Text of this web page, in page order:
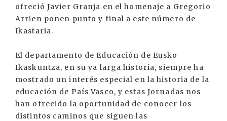
ofreció Javier Granja en el homenaje a Gregorio
Arrien ponen punto y final a este número de
Ikastaria.
El departamento de Educación de Eusko
Ikaskuntza, en su ya larga historia, siempre ha
mostrado un interés especial en la historia de la
educación de País Vasco, y estas Jornadas nos
han ofrecido la oportunidad de conocer los
distintos caminos que siguen las